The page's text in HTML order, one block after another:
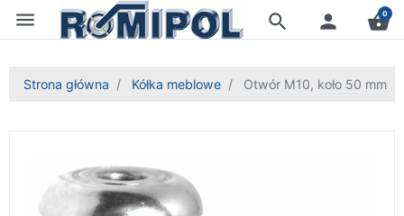
menu search person shopping_basket
0
Strona główna Kółka meblowe Otwór M10, koło 50 mm